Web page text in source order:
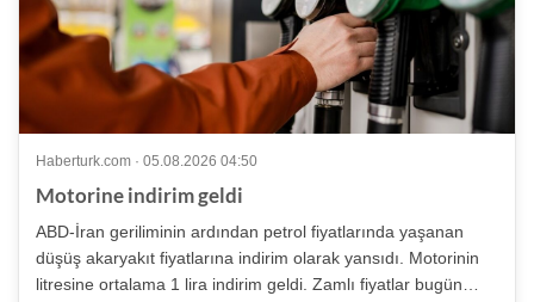
Haberturk.com · 05.08.2026 04:50
Motorine indirim geldi
ABD-İran geriliminin ardından petrol fiyatlarında yaşanan
düşüş akaryakıt fiyatlarına indirim olarak yansıdı. Motorinin
litresine ortalama 1 lira indirim geldi. Zamlı fiyatlar bugün…